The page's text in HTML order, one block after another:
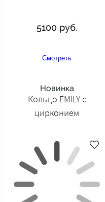
5100 руб.
Смотреть
Новинка
Кольцо EMILY с
цирконием